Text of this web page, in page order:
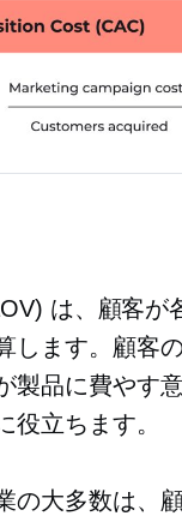
は、顧客が
します。顧客
製品に費やす
役立ちます。
の大多数は、